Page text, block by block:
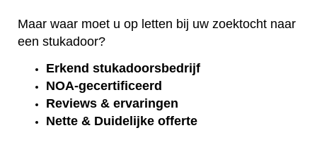
Maar waar moet u op letten bij uw zoektocht naar
een stukadoor?
Erkend stukadoorsbedrijf
NOA-gecertificeerd
Reviews & ervaringen
Nette & Duidelijke offerte